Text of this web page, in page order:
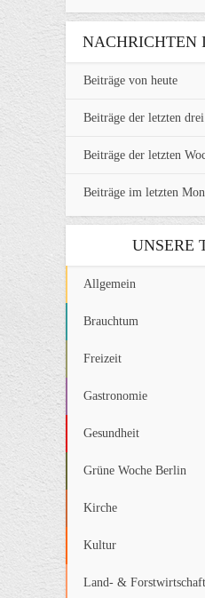
NACHRICHTEN
Beiträge von heute
Beiträge der letzten
Beiträge der letzten
Beiträge im letzten
UNSERE
Allgemein
Brauchtum
Freizeit
Gastronomie
Gesundheit
Grüne Woche Berlin
Kirche
Kultur
Land- & Forstwirtschaft